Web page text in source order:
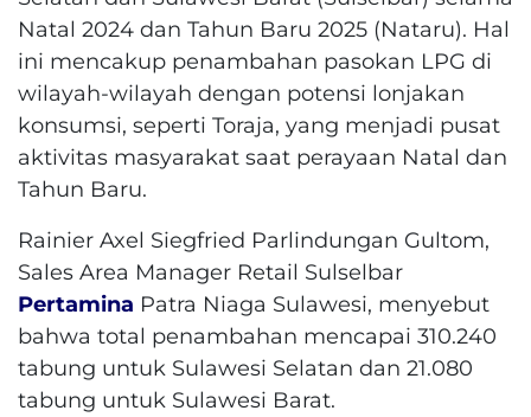
Natal 2024 dan Tahun Baru 2025 (Nataru). Hal
ini mencakup penambahan pasokan LPG di
wilayah-wilayah dengan potensi lonjakan
konsumsi, seperti Toraja, yang menjadi pusat
aktivitas masyarakat saat perayaan Natal dan
Tahun Baru.
Rainier Axel Siegfried Parlindungan Gultom,
Sales Area Manager Retail Sulselbar
Pertamina Patra Niaga Sulawesi, menyebut
bahwa total penambahan mencapai 310.240
tabung untuk Sulawesi Selatan dan 21.080
tabung untuk Sulawesi Barat.